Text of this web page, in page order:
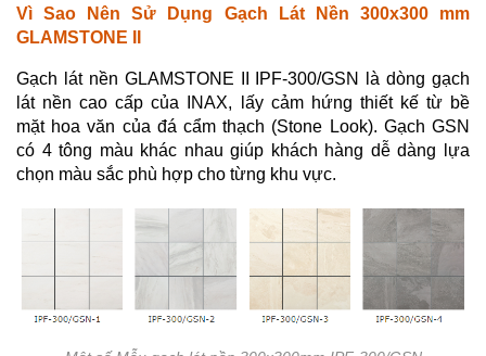
Vì Sao Nên Sử Dụng Gạch Lát Nền 300x300 mm
GLAMSTONE II
Gạch lát nền GLAMSTONE II IPF-300/GSN là dòng gạch
lát nền cao cấp của INAX, lấy cảm hứng thiết kế từ bề
mặt hoa văn của đá cẩm thạch (Stone Look). Gạch GSN
có 4 tông màu khác nhau giúp khách hàng dễ dàng lựa
chọn màu sắc phù hợp cho từng khu vực.